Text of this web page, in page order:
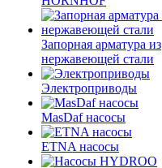
Запорная арматура из
нержавеющей стали
Электроприводы
MasDaf насосы
ETNA насосы